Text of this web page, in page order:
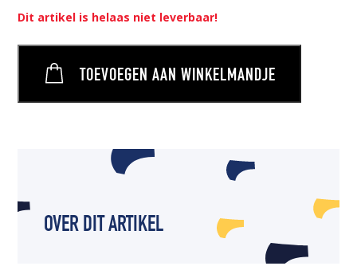
Dit artikel is helaas niet leverbaar!
TOEVOEGEN AAN WINKELMANDJE
OVER DIT ARTIKEL